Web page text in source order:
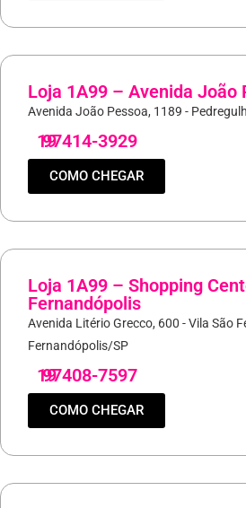
Loja 1A99 – Avenida João
Avenida João Pessoa, 1189 -
19
97414-3929
COMO CHEGAR
Loja 1A99 – Shopping
Fernandópolis
Avenida Litério Grecco, 600 - Vila São
Fernandópolis/SP
19
97408-7597
COMO CHEGAR